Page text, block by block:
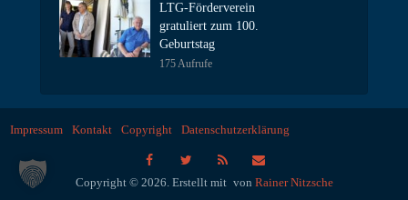
LTG-Förderverein
gratuliert zum 100.
Geburtstag
175 Aufrufe
Impressum Kontakt Copyright Datenschutzerklärung
Copyright © 2026. Erstellt mit von Rainer Nitzsche